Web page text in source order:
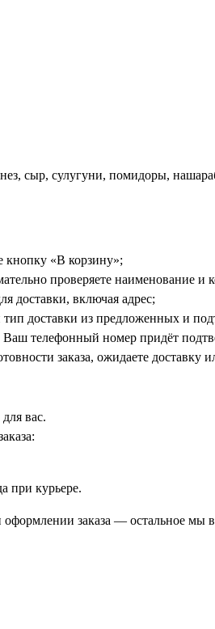
сыр, сулугуни, помидоры,
«В корзину»;
проверяете наименование и
доставки, включая адрес;
доставки из предложенных и
телефонный номер придёт
заказа, ожидаете доставку
вас.
при курьере.
заказа — остальное мы